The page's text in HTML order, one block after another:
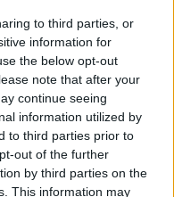
to third parties, or
information for
the below opt-out
note that after your
continue seeing
information utilized by
to third parties prior to
out of the further
by third parties on the
This information may
στην